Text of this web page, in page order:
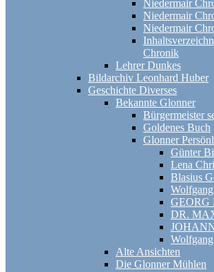
Niedermair
Niedermair
Niedermair
Chronik
Lehrer Dunkes
Bildarchiv Leonhard Huber
Geschichte Diverses
Bekannte Glonner
Bürgermeister
Goldenes Buch
Glonner
Günter
Lena
Blasius
GEORG
DR.
Alte Ansichten
Die Glonner Mühlen